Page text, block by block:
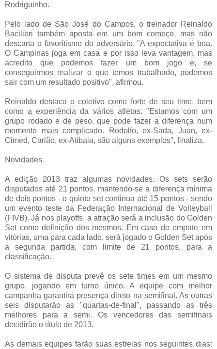
Rodriguinho.
Pelo lado de São José do Campos, o treinador Reinaldo
Bacilieri também aposta em um bom começo, mas não
descarta o favoritismo do adversário. "A expectativa é boa.
O Campinas joga em casa e por isso leva vantagem, mas
acredito que podemos fazer um bom jogo e, se
conseguirmos realizar o que temos trabalhado, podemos
sair com um resultado positivo", afirmou.
Reinaldo destaca o coletivo como forte de seu time, bem
como a experiência da vários atletas. "Estamos com um
grupo rodado e de peso, que pode fazer a diferença num
momento mais complicado. Rodolfo, ex-Sada, Juan, ex-
Cimed, Carlão, ex-Atibaia, são alguns exemplos", finaliza.
Novidades
A edição 2013 traz algumas novidades. Os sets serão
disputados até 21 pontos, mantendo-se a diferença mínima
de dois pontos - o quinto set continua até 15 pontos - sendo
um evento teste da Federação Internacional de Volleyball
(FIVB). Já nos playoffs, a atração será a inclusão do Golden
Set como definição dos mesmos. Em caso de empate em
vitórias, uma para cada lado, será jogado o Golden Set após
a segunda partida, com limite de 21 pontos, para a
classificação.
O sistema de disputa prevê os sete times em um mesmo
grupo, jogando em turno único. A equipe com melhor
campanha garantirá presença direto na semifinal. As outras
seis disputarão as "quartas-de-final", passando as três
melhores para a semi. Os vencedores das semifinais
decidirão o título de 2013.
As demais equipes farão suas estreias nos seguintes dias: